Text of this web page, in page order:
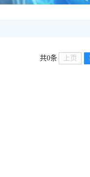
共0条 上页